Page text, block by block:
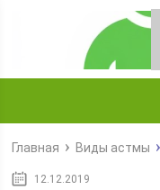
Главная Виды астмы
12.12.2019